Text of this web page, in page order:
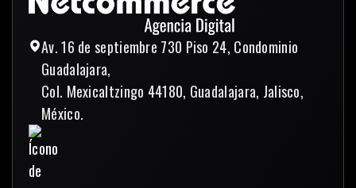
Av. 16 de septiembre 730 Piso 24, Condominio
Guadalajara,
Col. Mexicaltzingo 44180, Guadalajara, Jalisco,
México.